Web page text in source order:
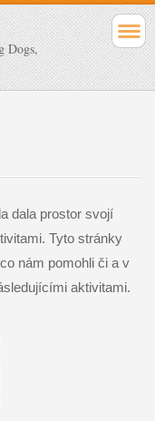
Dogs,
dala prostor svojí
Tyto stránky
nám pomohli či a v
aktivitami.